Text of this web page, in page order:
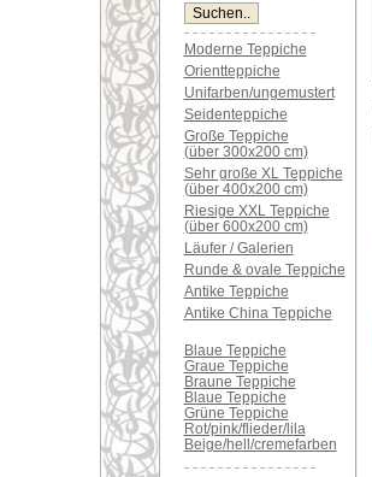
Moderne Teppiche
Orientteppiche
Unifarben/ungemustert
Seidenteppiche
Große Teppiche
(über 300x200 cm)
Sehr große XL Teppiche
(über 400x200 cm)
Riesige XXL Teppiche
(über 600x200 cm)
Läufer / Galerien
Runde & ovale Teppiche
Antike Teppiche
Antike China Teppiche
Blaue Teppiche
Graue Teppiche
Braune Teppiche
Blaue Teppiche
Grüne Teppiche
Rot/pink/flieder/lila
Beige/hell/cremefarben